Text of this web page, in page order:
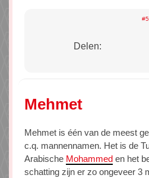
Delen:
Mehmet
Mehmet is één van de meest
c.q. mannennamen. Het is de
Arabische Mohammed en het
schatting zijn er zo ongeveer 3